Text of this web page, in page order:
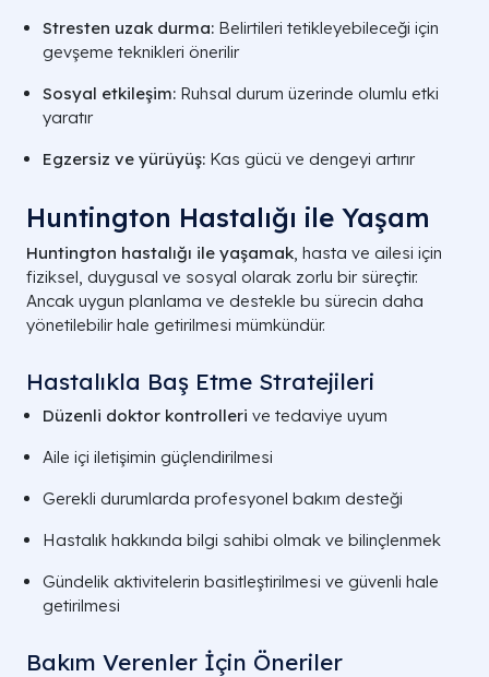
Stresten uzak durma: Belirtileri tetikleyebileceği için
gevşeme teknikleri önerilir
Sosyal etkileşim: Ruhsal durum üzerinde olumlu etki
yaratır
Egzersiz ve yürüyüş: Kas gücü ve dengeyi artırır
Huntington Hastalığı ile Yaşam
Huntington hastalığı ile yaşamak, hasta ve ailesi için
fiziksel, duygusal ve sosyal olarak zorlu bir süreçtir.
Ancak uygun planlama ve destekle bu sürecin daha
yönetilebilir hale getirilmesi mümkündür.
Hastalıkla Baş Etme Stratejileri
Düzenli doktor kontrolleri ve tedaviye uyum
Aile içi iletişimin güçlendirilmesi
Gerekli durumlarda profesyonel bakım desteği
Hastalık hakkında bilgi sahibi olmak ve bilinçlenmek
Gündelik aktivitelerin basitleştirilmesi ve güvenli hale
getirilmesi
Bakım Verenler İçin Öneriler